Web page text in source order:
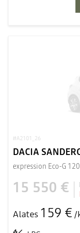
#A2101_26
DACIA
expression Eco-G
15 550 €
Alates 159 € /